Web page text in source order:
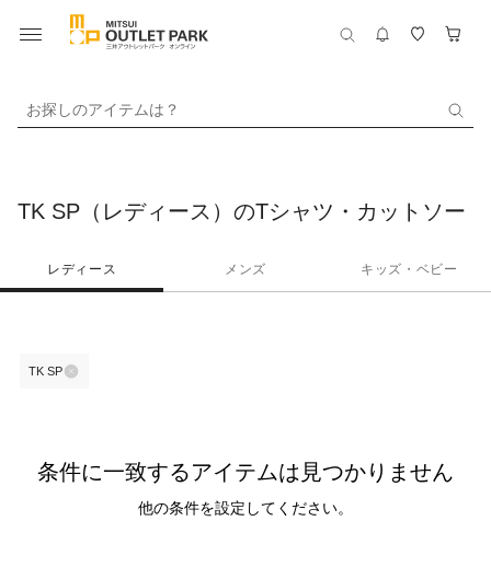
お探しのアイテムは？
TK SP（レディース）のTシャツ・カットソー
レディース メンズ キッズ・ベビー
TK SP
条件に一致するアイテムは見つかりません
他の条件を設定してください。